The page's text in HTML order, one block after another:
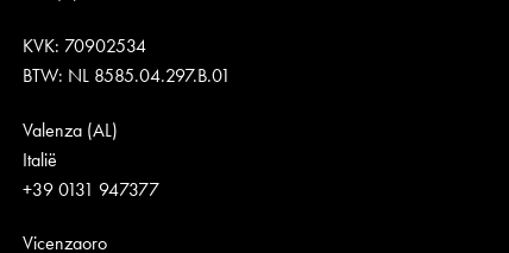
KVK: 70902534
BTW: NL 8585.04.297.B.01
Valenza (AL)
Italië
+39 0131 947377
Vicenzaoro